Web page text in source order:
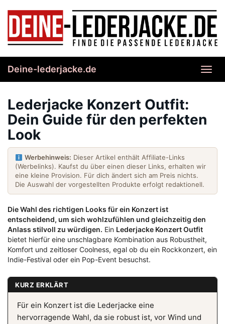
content
Deine-lederjacke.de
Lederjacke Konzert Outfit:
Dein Guide für den perfekten
Look
Werbehinweis: Dieser Artikel enthält Affiliate-Links
(Werbelinks). Kaufst du über einen dieser Links, erhalten wir
eine kleine Provision. Für dich ändert sich am Preis nichts.
Die Auswahl der vorgestellten Produkte erfolgt redaktionell.
Die Wahl des richtigen Looks für ein Konzert ist
entscheidend, um sich wohlzufühlen und gleichzeitig den
Anlass stilvoll zu würdigen. Ein Lederjacke Konzert Outfit
bietet hierfür eine unschlagbare Kombination aus Robustheit,
Komfort und zeitloser Coolness, egal ob du ein Rockkonzert, ein
Indie-Festival oder ein Pop-Event besuchst.
KURZ ERKLÄRT
Für ein Konzert ist die Lederjacke eine
hervorragende Wahl, da sie robust ist, vor Wind und